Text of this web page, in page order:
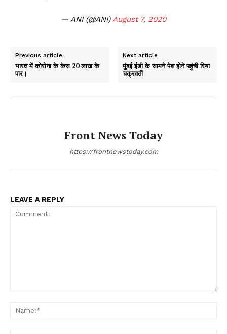
— ANI (@ANI)August 7, 2020
Previous article
भारत में कोरोना के केस 20 लाख के
पार।
Next article
मुंबई ईडी के सामने पेश होने पहुंची रिया
चक्रवर्ती
Front News Today
https://frontnewstoday.com
LEAVE A REPLY